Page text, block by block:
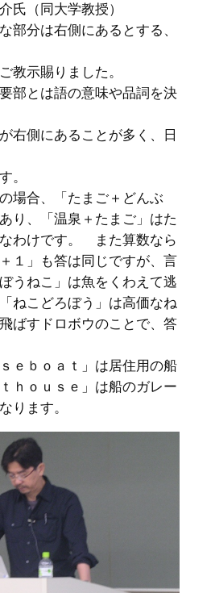
（同大学教授）
部分は右側にあるとする、
教示賜りました。
部とは語の意味や品詞を決
右側にあることが多く、日
。
場合、「たまご＋どんぶ
り、「温泉＋たまご」はた
わけです。 また算数なら
１」も答は同じですが、言
うねこ」は魚をくわえて逃
ねこどろぼう」は高価なね
ばすドロボウのことで、答
ｅｂｏａｔ」は居住用の船
ｈｏｕｓｅ」は船のガレー
ります。